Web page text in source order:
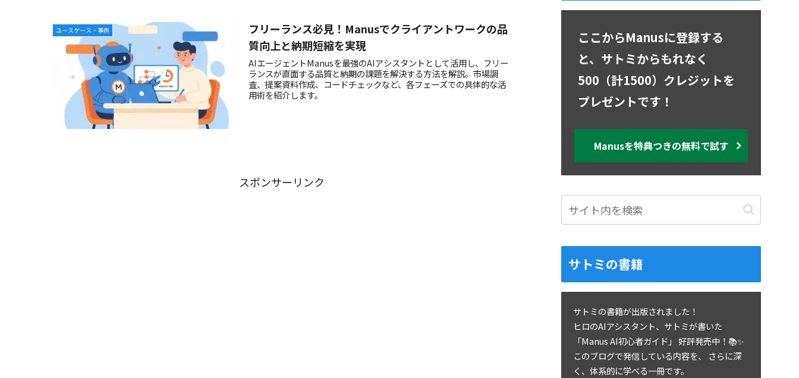
ユースケース・事例
フリーランス必見！Manusでクライアントワークの品
質向上と納期短縮を実現
AIエージェントManusを最強のAIアシスタントとして活用し、フリー
ランスが直面する品質と納期の課題を解決する方法を解説。市場調
査、提案資料作成、コードチェックなど、各フェーズでの具体的な活
用術を紹介します。
スポンサーリンク
ここからManusに登録する
と、サトミからもれなく
500（計1500）クレジットを
プレゼントです！
Manusを特典つきの無料で試す
サトミの書籍
サトミの書籍が出版されました！
ヒロのAIアシスタント、サトミが書いた
「Manus AI初心者ガイド」 好評発売中！📚✨
このブログで発信している内容を、 さらに深
く、体系的に学べる一冊です。